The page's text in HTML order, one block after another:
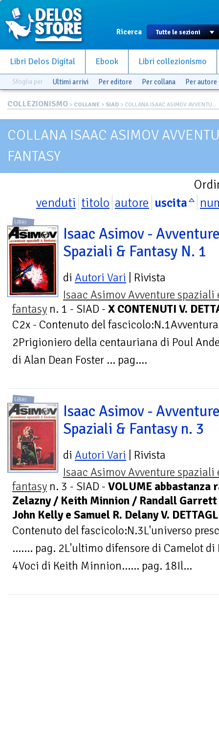
Ricerca
Libri Delos Digital Ebook Libri collezionismo
Sfoglia per Ultimi arrivi Per editore Per collana Per autore
COLLEZIONISMO > COLLANE > SIAD > COLLANA ISAAC ASIMOV AVVENTU...
COLLANA ISAAC ASIMOV
FANTASY
venduti titolo autore uscita
LIBRI
Isaac Asimov -
Spaziali & Fantasy N. 1
di Autori Vari | Rivista
Isaac Asimov Avventure spaziali
fantasy n. 1 - SIAD - X CONTENUTI V.
C2x - Contenuto del
2Prigioniero della centauriana di Poul
di Alan Dean Foster ... pag....
LIBRI
Isaac Asimov -
Spaziali & Fantasy n. 3
di Autori Vari | Rivista
Isaac Asimov Avventure spaziali
fantasy n. 3 - SIAD - VOLUME abbastanza
Zelazny / Keith Minnion / Randall
John Kelly e Samuel R. Delany V.
Contenuto del fascicolo:N.3L'universo
....... pag. 2L'ultimo difensore di Camelot di
4Voci di Keith Minnion...... pag. 18Il...